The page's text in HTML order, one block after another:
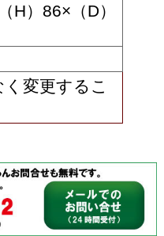
H）86×（D）
変更するこ